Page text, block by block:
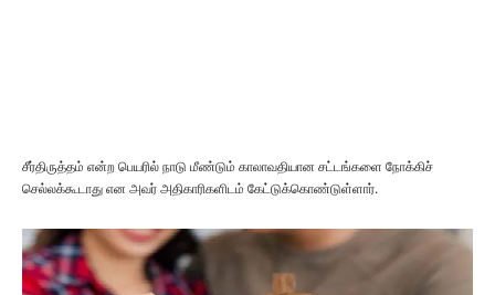
சீர்திருத்தம் என்ற பெயரில் நாடு மீண்டும் காலாவதியான சட்டங்களை நோக்கிச்
செல்லக்கூடாது என அவர் அதிகாரிகளிடம் கேட்டுக்கொண்டுள்ளார்.